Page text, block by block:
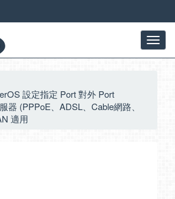
設定指定 Port 對外 Port
器 (PPPoE、ADSL、Cable網路、
適用